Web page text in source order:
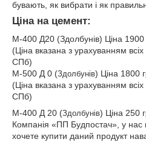
бувають, як вибрати і як
Ціна на цемент:
М-400 Д20 (Здолбунів) Ціна 1900
(Ціна вказана з урахуванням
СПб)
М-500 Д 0 (Здолбунів) Ціна 1800
(Ціна вказана з урахуванням
СПб)
М-400 Д 20 (Здолбунів) Ціна 250
Компанія «ПП Будпостач», у нас
хочете купити даний продукт